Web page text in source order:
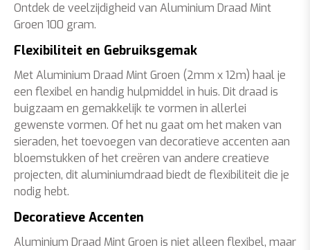
Ontdek de veelzijdigheid van Aluminium Draad Mint
Groen 100 gram.
Flexibiliteit en Gebruiksgemak
Met Aluminium Draad Mint Groen (2mm x 12m) haal je
een flexibel en handig hulpmiddel in huis. Dit draad is
buigzaam en gemakkelijk te vormen in allerlei
gewenste vormen. Of het nu gaat om het maken van
sieraden, het toevoegen van decoratieve accenten aan
bloemstukken of het creëren van andere creatieve
projecten, dit aluminiumdraad biedt de flexibiliteit die je
nodig hebt.
Decoratieve Accenten
Aluminium Draad Mint Groen is niet alleen flexibel, maar